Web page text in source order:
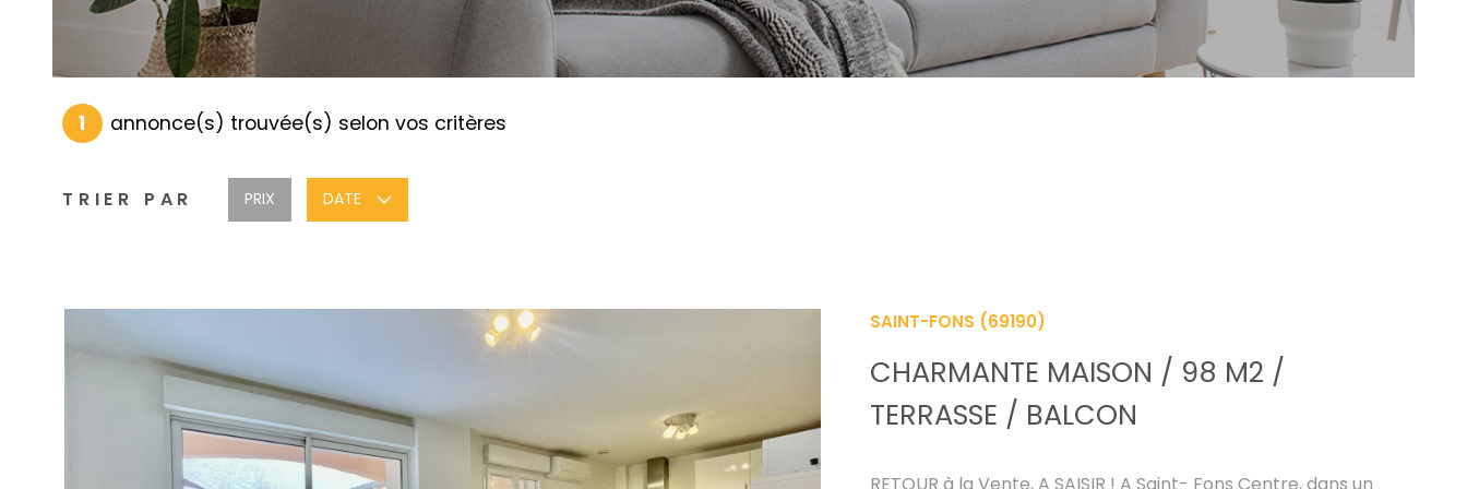
SYNDIC
NOS
1 annonce(s) trouvée(s) selon vos critères
TRIER PAR PRIX DATE
SAINT-FONS (69190)
CHARMANTE MAISON / 98 M2 /
TERRASSE / BALCON